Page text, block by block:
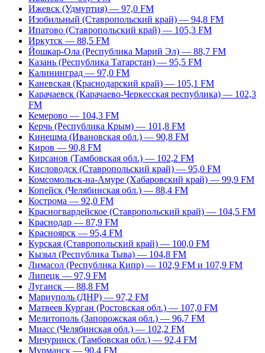
Ижевск (Удмуртия) — 97,0 FM
Изобильный (Ставропольский край) — 94,8 FM
Ипатово (Ставропольский край) — 105,3 FM
Иркутск — 88,5 FM
Йошкар-Ола (Республика Марий Эл) — 88,7 FM
Казань (Республика Татарстан) — 95,5 FM
Калининград — 97,0 FM
Каневская (Краснодарский край) — 105,1 FM
Карачаевск (Карачаево-Черкесская республика) — 102,3
FM
Кемерово — 104,3 FM
Керчь (Республика Крым) — 101,8 FM
Кинешма (Ивановская обл.) — 90,8 FM
Киров — 90,8 FM
Кирсанов (Тамбовская обл.) — 102,2 FM
Кисловодск (Ставропольский край) — 95,0 FM
Комсомольск-на-Амуре (Хабаровский край) — 99,9 FM
Копейск (Челябинская обл.) — 88,4 FM
Кострома — 92,0 FM
Красногвардейское (Ставропольский край) — 104,5 FM
Краснодар — 87,9 FM
Красноярск — 95,4 FM
Курская (Ставропольский край) — 100,0 FM
Кызыл (Республика Тыва) — 104,8 FM
Лимасол (Республика Кипр) — 102,9 FM и 107,9 FM
Липецк — 97,9 FM
Луганск — 88,8 FM
Мариуполь (ДНР) — 97,2 FM
Матвеев Курган (Ростовская обл.) — 107,0 FM
Мелитополь (Запорожская обл.) — 96,7 FM
Миасс (Челябинская обл.) — 102,2 FM
Мичуринск (Тамбовская обл.) — 92,4 FM
Мурманск — 90,4 FM